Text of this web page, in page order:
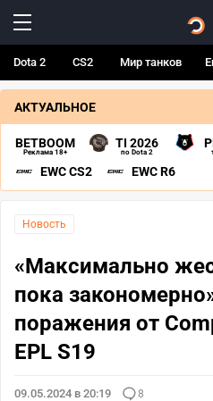
Dota 2 CS2 Мир танков
АКТУАЛЬНОЕ
BETBOOM
Реклама 18+
TI 2026
по Dota 2
EWC CS2 EWC R6
Новость
«Максимально
пока
поражения от
EPL S19
09.05.2024 в 20:19 8